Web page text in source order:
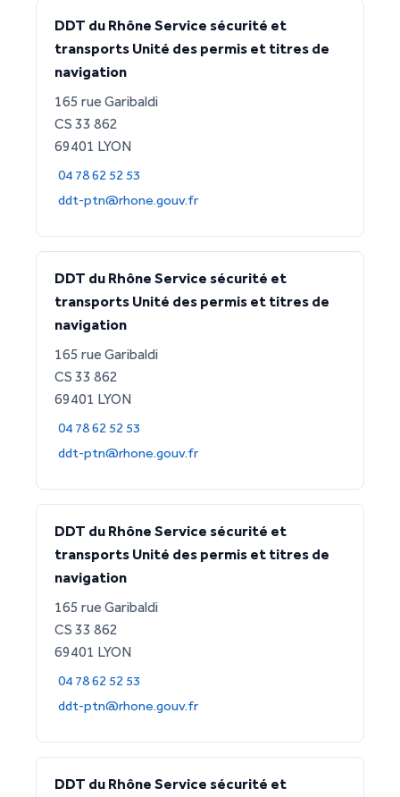
DDT du Rhône Service sécurité et
transports Unité des permis et titres de
navigation
165 rue Garibaldi
CS 33 862
69401 LYON
04 78 62 52 53
ddt-ptn@rhone.gouv.fr
DDT du Rhône Service sécurité et
transports Unité des permis et titres de
navigation
165 rue Garibaldi
CS 33 862
69401 LYON
04 78 62 52 53
ddt-ptn@rhone.gouv.fr
DDT du Rhône Service sécurité et
transports Unité des permis et titres de
navigation
165 rue Garibaldi
CS 33 862
69401 LYON
04 78 62 52 53
ddt-ptn@rhone.gouv.fr
DDT du Rhône Service sécurité et